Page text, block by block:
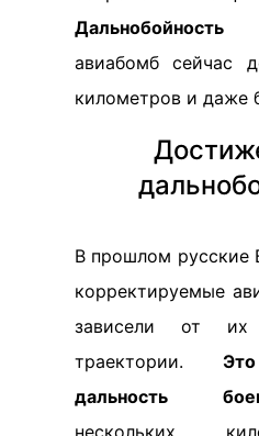
Дальнобойность
авиабомб сейчас
километров и даже
В прошлом русские
корректируемые
зависели от их
траектории.
дальность
нескольких